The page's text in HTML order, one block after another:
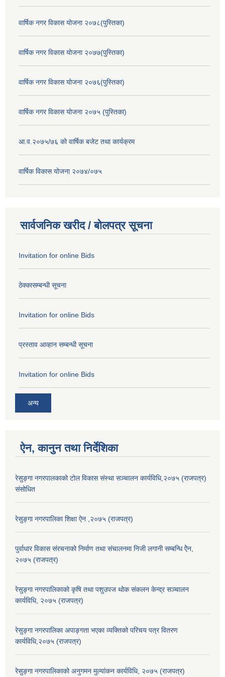
वार्षिक नगर विकास योजना २०७८(पुस्तिका)
वार्षिक नगर विकास योजना २०७७(पुस्तिका)
वार्षिक नगर विकास योजना २०७६(पुस्तिका)
वार्षिक नगर विकास योजना २०७५ (पुस्तिका)
आ.व.२०७५/७६ को वार्षिक बजेट तथा कार्यक्रम
वार्षिक विकास योजना २०७४/०७५
सार्वजनिक खरीद / बोलपत्र सूचना
Invitation for online Bids
ठेक्कासम्बन्धी सूचना
Invitation for online Bids
प्रस्ताव आव्हान सम्बन्धी सूचना
Invitation for online Bids
अन्य
ऐन, कानुन तथा निर्देशिका
रेसुङ्गा नगरपालकाको टोल विकास संस्था सञ्चालन कार्यविधि,२०७५ (राजपत्र)
संसोधित
रेसुङ्गा नगरपालिका शिक्षा ऐन ,२०७५ (राजपत्र)
पुर्वाधार विकास संरचनाको निर्माण तथा स‌ंचालनमा निजी लगानी सम्बन्धि ऐेन,
२०७५ (राजपत्र)
रेसुङ्गा नगरपालिकाको कृषि तथा पशुउपज थोक संकलन केन्द्र सञ्चालन
कार्यविधि, २०७५ (राजपत्र)
रेसुङ्गा नगरपालिका अपाङ्गता भएका व्यक्तिको परिचय पत्र वितरण
कार्यविधि,२०७५ (राजपत्र)
रेसुङ्गा नगरपालिकाको अनुगमन मुल्यांकन कार्यविधि, २०७५ (राजपत्र)